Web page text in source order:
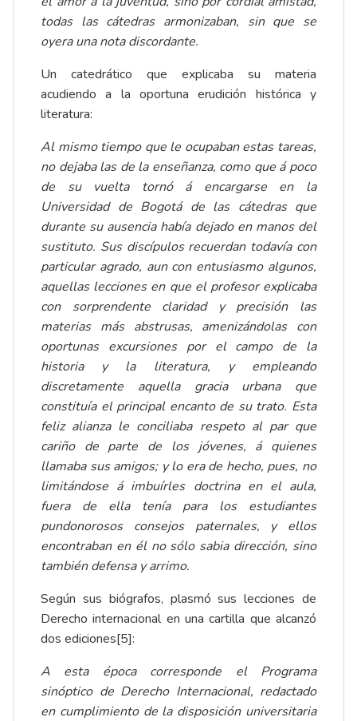
todas las cátedras armonizaban, sin que se
oyera una nota discordante.
Un catedrático que explicaba su materia
acudiendo a la oportuna erudición histórica y
literatura:
Al mismo tiempo que le ocupaban estas tareas,
no dejaba las de la enseñanza, como que á poco
de su vuelta tornó á encargarse en la
Universidad de Bogotá de las cátedras que
durante su ausencia había dejado en manos del
sustituto. Sus discípulos recuerdan todavía con
particular agrado, aun con entusiasmo algunos,
aquellas lecciones en que el profesor explicaba
con sorprendente claridad y precisión las
materias más abstrusas, amenizándolas con
oportunas excursiones por el campo de la
historia y la literatura, y empleando
discretamente aquella gracia urbana que
constituía el principal encanto de su trato. Esta
feliz alianza le conciliaba respeto al par que
cariño de parte de los jóvenes, á quienes
llamaba sus amigos; y lo era de hecho, pues, no
limitándose á imbuírles doctrina en el aula,
fuera de ella tenía para los estudiantes
pundonorosos consejos paternales, y ellos
encontraban en él no sólo sabia dirección, sino
también defensa y arrimo.
Según sus biógrafos, plasmó sus lecciones de
Derecho internacional en una cartilla que alcanzó
dos ediciones[5]:
A esta época corresponde el Programa
sinóptico de Derecho Internacional, redactado
en cumplimiento de la disposición universitaria